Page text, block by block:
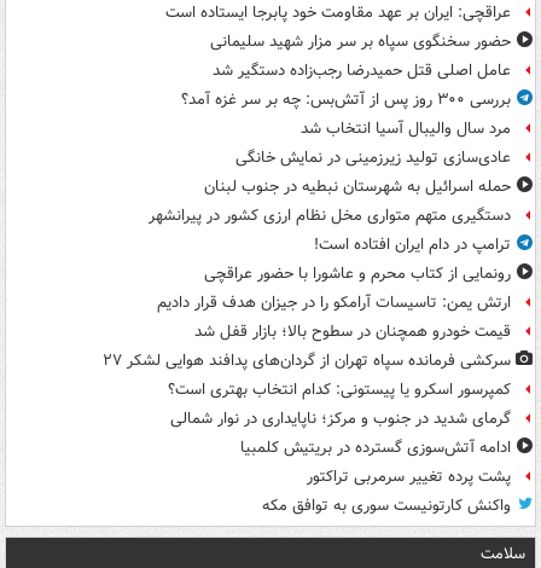
عراقچی: ایران بر عهد مقاومت خود پابرجا ایستاده است
حضور سخنگوی سپاه بر سر مزار شهید سلیمانی
عامل اصلی قتل حمیدرضا رجب‌زاده دستگیر شد
بررسی ۳۰۰ روز پس از آتش‌بس: چه بر سر غزه آمد؟
مرد سال والیبال آسیا انتخاب شد
عادی‌سازی تولید زیرزمینی در نمایش خانگی
حمله اسرائیل به شهرستان نبطیه در جنوب لبنان
دستگیری متهم متواری مخل نظام ارزی کشور در پیرانشهر
ترامپ در دام ایران افتاده است!
رونمایی از کتاب محرم و عاشورا با حضور عراقچی
ارتش یمن: تاسیسات آرامکو را در جیزان هدف قرار دادیم
قیمت خودرو همچنان در سطوح بالا؛ بازار قفل شد
سرکشی فرمانده سپاه تهران از گردان‌های پدافند هوایی لشکر ۲۷
کمپرسور اسکرو یا پیستونی: کدام انتخاب بهتری است؟
گرمای شدید در جنوب و مرکز؛ ناپایداری در نوار شمالی
ادامه آتش‌سوزی گسترده در بریتیش کلمبیا
پشت پرده تغییر سرمربی تراکتور
واکنش کارتونیست سوری به توافق مکه
سلامت